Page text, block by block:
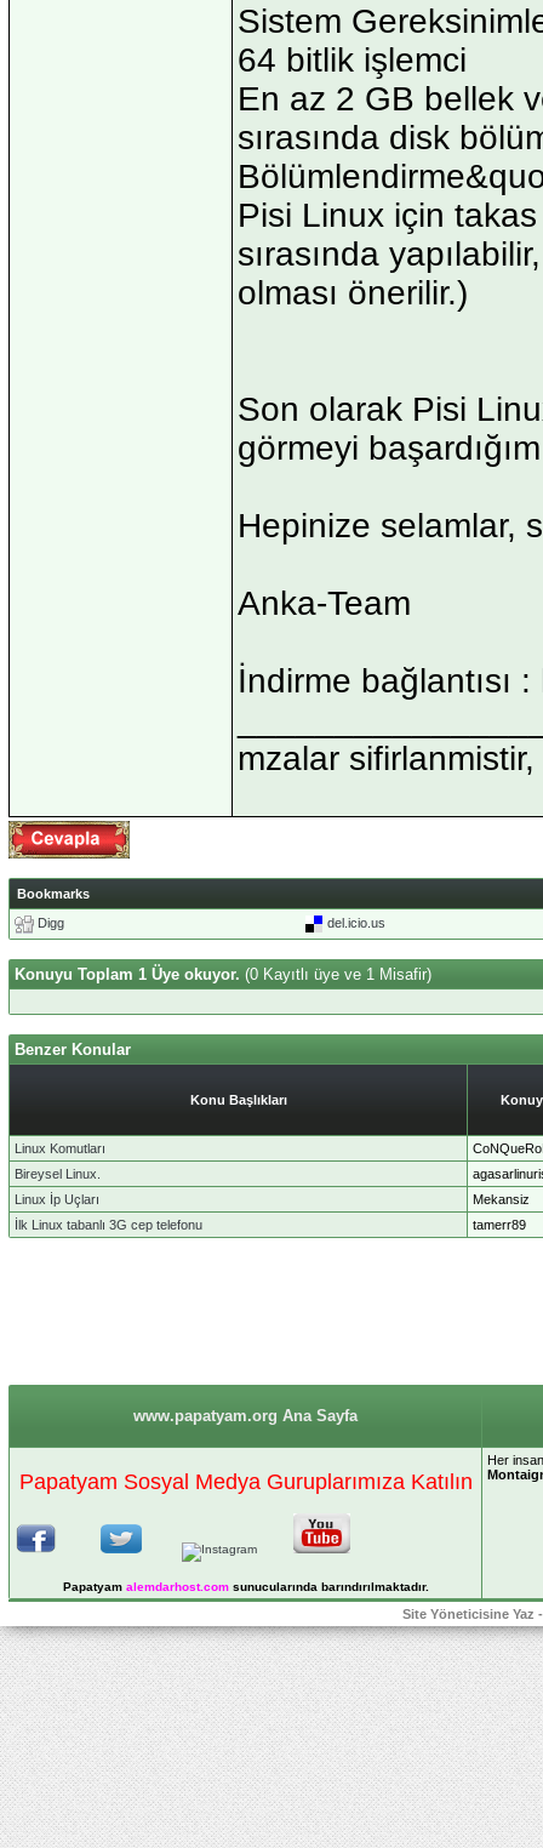
Sistem
64 bitlik işlemci
En az 2 GB bellek
sırasında disk
Pisi Linux için
sırasında
olması önerilir.)
Son olarak Pisi
görmeyi
Hepinize selamlar,
Anka-Team
İndirme bağlantısı :
mzalar
Bookmarks
Digg
del.icio.us
Konuyu Toplam 1 Üye okuyor. (0 Kayıtlı üye ve 1 Misafir)
Benzer Konular
Konu Başlıkları
Linux Komutları
Bireysel Linux.
Linux İp Uçları
Mekansiz
İlk Linux tabanlı 3G cep telefonu
tamerr89
www.papatyam.org Ana Sayfa
Papatyam Sosyal Medya Guruplarımıza Katılın
Papatyam alemdarhost.comsunucularında barındırılmaktadır.
Her
Site Yöneticisine Yaz